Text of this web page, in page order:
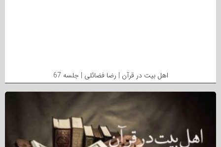
اهل بیت در قرآن | رضا فضائلی | جلسه 67